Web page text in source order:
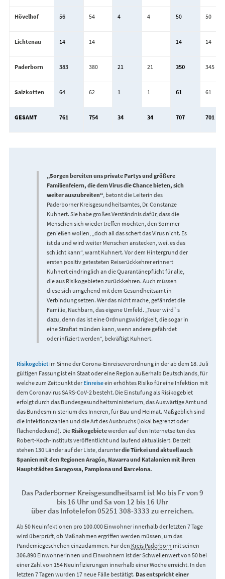
Hövelhof 56 54 4 4 50 50
Lichtenau 14 14 14 14
Paderborn 383 380 21 21 350 345
Salzkotten 64 62 1 1 61 61
GESAMT 761 754 34 34 707 701
„Sorgen bereiten uns private Partys und größere
Familienfeiern, die dem Virus die Chance bieten, sich
weiter auszubreiten“, betont die Leiterin des
Paderborner Kreisgesundheitsamtes, Dr. Constanze
Kuhnert. Sie habe großes Verständnis dafür, dass die
Menschen sich wieder treffen möchten, den Sommer
genießen wollen, „doch all das schert das Virus nicht. Es
ist da und wird weiter Menschen anstecken, weil es das
schlicht kann“, warnt Kuhnert. Vor dem Hintergrund der
ersten positiv getesteten Reiserückkehrer erinnert
Kuhnert eindringlich an die Quarantänepflicht für alle,
die aus Risikogebieten zurückkehren. Auch müssen
diese sich umgehend mit dem Gesundheitsamt in
Verbindung setzen. Wer das nicht mache, gefährdet die
Familie, Nachbarn, das eigene Umfeld. „Teuer wird`s
dazu, denn das ist eine Ordnungswidrigkeit, die sogar in
eine Straftat münden kann, wenn andere gefährdet
oder infiziert werden“, bekräftigt Kuhnert.
Risikogebiet im Sinne der Corona-Einreiseverordnung in der ab dem 18. Juli
gültigen Fassung ist ein Staat oder eine Region außerhalb Deutschlands, für
welche zum Zeitpunkt der Einreiseein erhöhtes Risiko für eine Infektion mit
dem Coronavirus SARS-CoV-2 besteht. Die Einstufung als Risikogebiet
erfolgt durch das Bundesgesundheitsministerium, das Auswärtige Amt und
das Bundesministerium des Inneren, für Bau und Heimat. Maßgeblich sind
die Infektionszahlen und die Art des Ausbruchs (lokal begrenzt oder
flächendeckend). DieRisikogebietewerden auf den Internetseiten des
Robert-Koch-Instituts veröffentlicht und laufend aktualisiert. Derzeit
stehen 130 Länder auf der Liste, darunterdie Türkei und aktuell auch
Spanien mit den Regionen Aragón, Navarra und Katalonien mit ihren
Hauptstädten Saragossa, Pamplona und Barcelona.
Das Paderborner Kreisgesundheitsamt ist Mo bis Fr von 9
bis 16 Uhr und Sa von 12 bis 16 Uhr
über das Infotelefon 05251 308-3333 zu erreichen.
Ab 50 Neuinfektionen pro 100.000 Einwohner innerhalb der letzten 7 Tage
wird überprüft, ob Maßnahmen ergriffen werden müssen, um das
Pandemiegeschehen einzudämmen. Für den Kreis Paderborn mit seinen
306.890 Einwohnerinnen und Einwohnern ist der Schwellenwert von 50 bei
einer Zahl von 154 Neuinfizierungen innerhalb einer Woche erreicht. In den
letzten 7 Tagen wurden 17 neue Fälle bestätigt. Das entspricht einer